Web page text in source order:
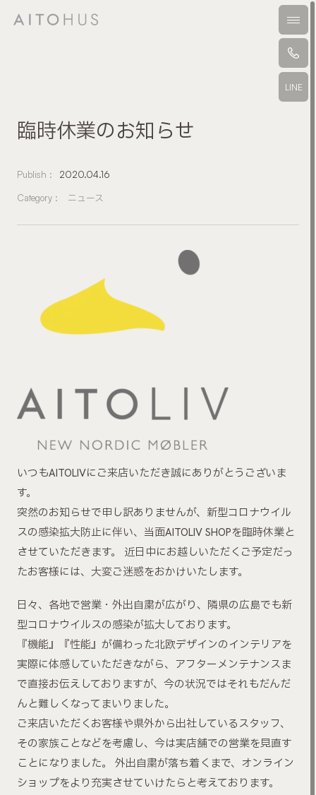
メ
LINE
臨時休業のお知らせ
Publish : 2020.04.16
Category : ニュース
いつもAITOLIVにご来店いただき誠にありがとうございま
す。
突然のお知らせで申し訳ありませんが、新型コロナウイル
スの感染拡大防止に伴い、当面AITOLIV SHOPを臨時休業と
させていただきます。 近日中にお越しいただくご予定だっ
たお客様には、大変ご迷惑をおかけいたします。
日々、各地で営業・外出自粛が広がり、隣県の広島でも新
型コロナウイルスの感染が拡大しております。
『機能』『性能』が備わった北欧デザインのインテリアを
実際に体感していただきながら、アフターメンテナンスま
で直接お伝えしておりますが、今の状況ではそれもだんだ
んと難しくなってまいりました。
ご来店いただくお客様や県外から出社しているスタッフ、
その家族ことなどを考慮し、今は実店舗での営業を見直す
ことになりました。 外出自粛が落ち着くまで、オンライン
ショップをより充実させていけたらと考えております。